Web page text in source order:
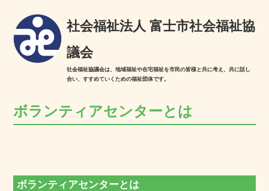
社会福祉法人 富士市社会福祉協
議会
社会福祉協議会は、地域福祉や在宅福祉を市民の皆様と共に考え、共に話し
合い、すすめていくための福祉団体です。
ボランティアセンターとは
ボランティアセンターとは